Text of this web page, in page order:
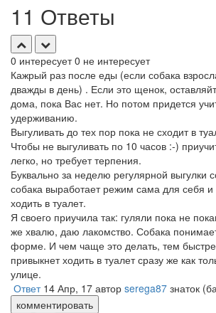
11 Ответы
0 интересует 0 не интересует
Кажрый раз после еды (если собака
дважды в день) . Если это щенок,
дома, пока Вас нет. Но потом придется
удерживанию.
Выгуливать до тех пор пока не сходит в
Чтобы не выгуливать по 10 часов :-)
легко, но требует терпения.
Буквально за неделю регулярной выгулки
собака выработает режим сама для себя и
ходить в туалет.
Я своего приучила так: гуляли пока не
же хвалю, даю лакомство. Собака
форме. И чем чаще это делать, тем
привыкнет ходить в туалет сразу же как
улице.
Ответ 14 Апр, 17 автор serega87 знаток
комментировать